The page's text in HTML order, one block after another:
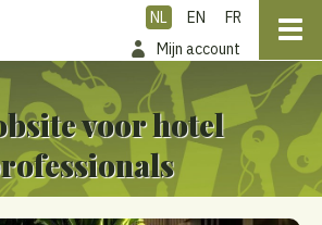
NL EN
FR
Mijn account
voor hotel